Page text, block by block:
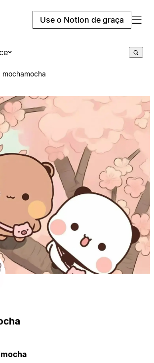
Use o Notion de graça
mochamocha